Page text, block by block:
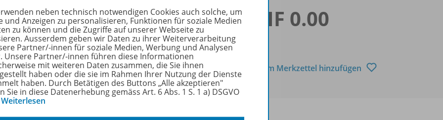
Das Spielprinzip
Video
CHF 0.00
Zum Merkzettel hinzufügen
neben technisch notwendigen Cookies auch solche, um
und Anzeigen zu personalisieren, Funktionen für soziale Medien
zu können und die Zugriffe auf unserer Webseite zu
Ausserdem geben wir Daten zu ihrer Weiterverarbeitung
Partner/-innen für soziale Medien, Werbung und Analysen
Unsere Partner/-innen führen diese Informationen
mit weiteren Daten zusammen, die Sie ihnen
haben oder die sie im Rahmen Ihrer Nutzung der Dienste
haben. Durch Betätigen des Buttons „Alle akzeptieren"
Sie in diese Datenerhebung gemäss Art. 6 Abs. 1 S. 1 a) DSGVO
Weiterlesen